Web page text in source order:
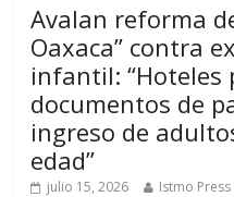
Avalan reforma
Oaxaca” contra
infantil: “Hoteles
documentos de
ingreso de
edad”
julio 15, 2026 Istmo Press